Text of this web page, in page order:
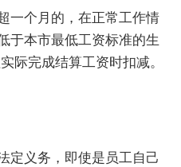
一个月的，在正常工作情
于本市最低工资标准的生
际完成结算工资时扣减。
定义务，即使是员工自己